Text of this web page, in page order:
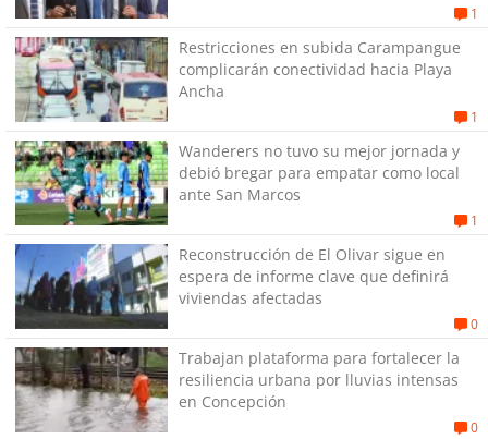
1
Restricciones en subida Carampangue
complicarán conectividad hacia Playa
Ancha
1
Wanderers no tuvo su mejor jornada y
debió bregar para empatar como local
ante San Marcos
1
Reconstrucción de El Olivar sigue en
espera de informe clave que definirá
viviendas afectadas
0
Trabajan plataforma para fortalecer la
resiliencia urbana por lluvias intensas
en Concepción
0